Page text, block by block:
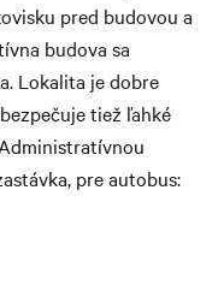
pred budovou a
budova sa
Lokalita je dobre
tiež ľahké
pre autobus: